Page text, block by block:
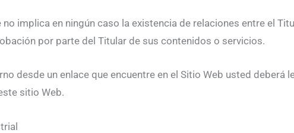
implica en ningún caso la existencia de relaciones entre el
por parte del Titular de sus contenidos o servicios.
desde un enlace que encuentre en el Sitio Web usted
sitio Web.